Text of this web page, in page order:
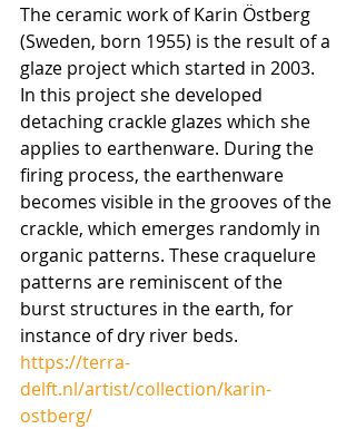
The ceramic work of Karin Östberg
(Sweden, born 1955) is the result of a
glaze project which started in 2003.
In this project she developed
detaching crackle glazes which she
applies to earthenware. During the
firing process, the earthenware
becomes visible in the grooves of the
crackle, which emerges randomly in
organic patterns. These craquelure
patterns are reminiscent of the
burst structures in the earth, for
instance of dry river beds.
https://terra-
delft.nl/artist/collection/karin-
ostberg/